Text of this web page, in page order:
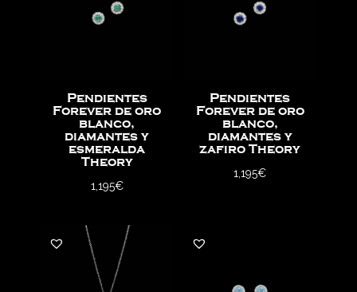
Pendientes
Forever de oro
blanco,
diamantes y
esmeralda
Theory
1,195€
Pendientes
Forever de oro
blanco,
diamantes y
zafiro Theory
1,195€